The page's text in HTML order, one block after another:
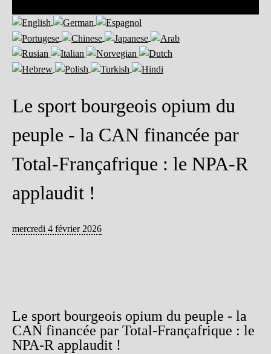
Le sport bourgeois opium du
peuple - la CAN financée par
Total-Françafrique : le NPA-R
applaudit !
mercredi 4 février 2026
Le sport bourgeois opium du peuple - la
CAN financée par Total-Françafrique : le
NPA-R applaudit !